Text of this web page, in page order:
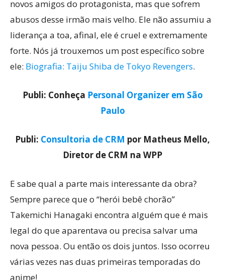
novos amigos do protagonista, mas que sofrem
abusos desse irmão mais velho. Ele não assumiu a
liderança a toa, afinal, ele é cruel e extremamente
forte. Nós já trouxemos um post específico sobre
ele: Biografia: Taiju Shiba de Tokyo Revengers.
Publi: Conheça Personal Organizer em São
Paulo
Publi: Consultoria de CRM por Matheus Mello,
Diretor de CRM na WPP
E sabe qual a parte mais interessante da obra?
Sempre parece que o “herói bebê chorão”
Takemichi Hanagaki encontra alguém que é mais
legal do que aparentava ou precisa salvar uma
nova pessoa. Ou então os dois juntos. Isso ocorreu
várias vezes nas duas primeiras temporadas do
anime!